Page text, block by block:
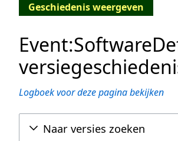
Geschiedenis weergeven
Logboek voor deze pagina bekijken
Naar versies zoeken